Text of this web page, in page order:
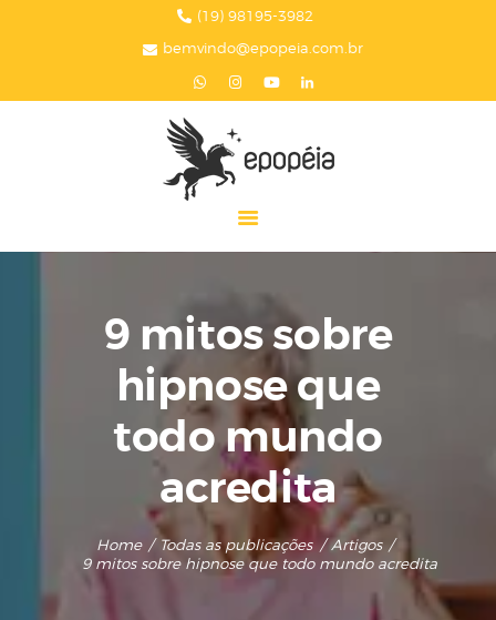
(19) 98195-3982
bemvindo@epopeia.com.br
9 mitos sobre
hipnose que
todo mundo
acredita
Home Todas as publicações
Artigos
9 mitos sobre hipnose que todo mundo acredita
A EPOPÉIA
SERVIÇOS
EPOPÉIA NA MÍDIA
PRESENTES